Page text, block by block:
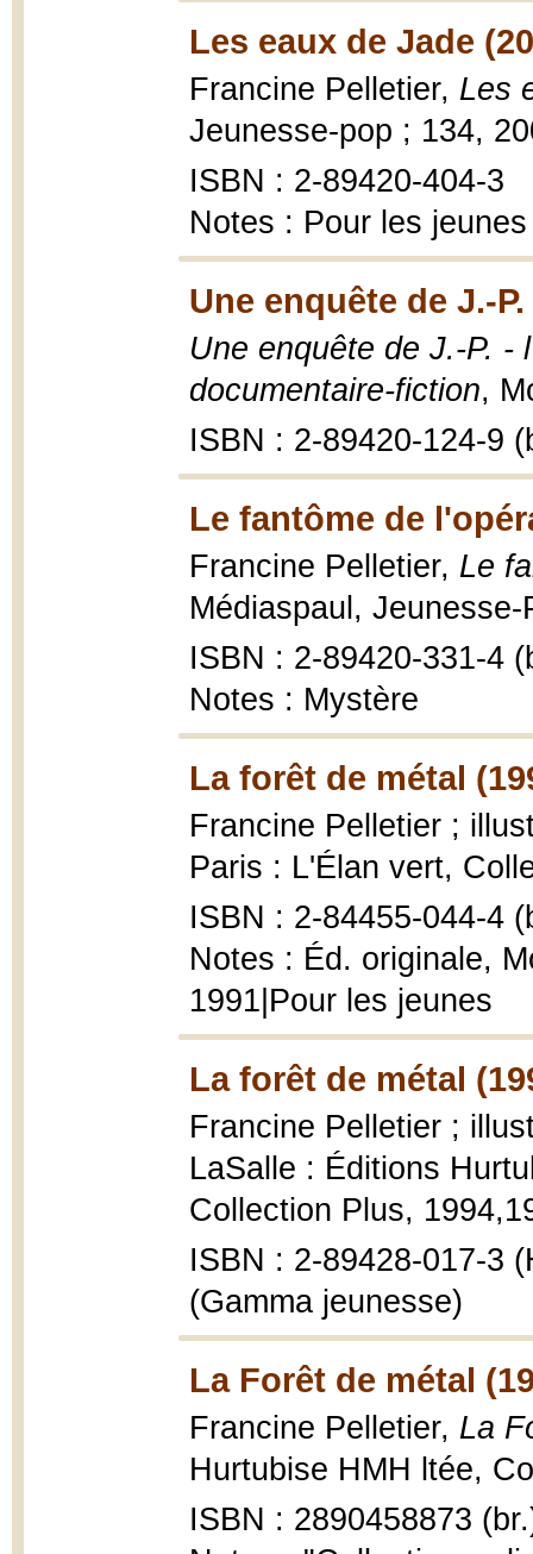
Les eaux de Jade
Francine Pelletier, Les
Jeunesse-pop ; 134,
ISBN : 2-89420-404-3
Notes : Pour les
Une enquête de J.-P.
Une enquête de J.-P. -
documentaire-fiction,
ISBN : 2-89420-124-9
Le fantôme de
Francine Pelletier, Le
Médiaspaul,
ISBN : 2-89420-331-4
Notes : Mystère
La forêt de métal
Francine Pelletier ;
Paris : L'Élan vert,
ISBN : 2-84455-044-4
Notes : Éd. originale,
1991|Pour les jeunes
La forêt de métal
Francine Pelletier ;
LaSalle : Éditions
Collection Plus,
ISBN : 2-89428-017-3
(Gamma jeunesse)
La Forêt de métal
Francine Pelletier, La
Hurtubise HMH ltée,
ISBN : 2890458873